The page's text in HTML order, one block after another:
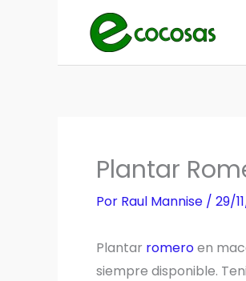
Plantar
Por Raul Mannise / 29/
Plantar romeroen
siempre disponible.